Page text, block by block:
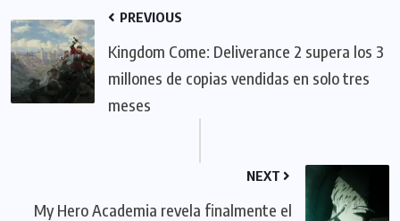
PREVIOUS
Kingdom Come: Deliverance 2 supera los 3
millones de copias vendidas en solo tres
meses
NEXT
My Hero Academia revela finalmente el